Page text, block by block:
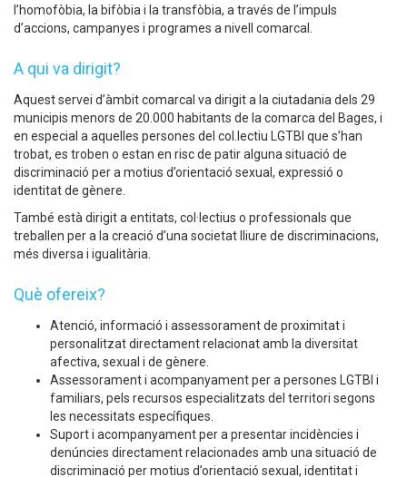
l’homofòbia, la bifòbia i la transfòbia, a través de l’impuls
d’accions, campanyes i programes a nivell comarcal.
A qui va dirigit?
Aquest servei d’àmbit comarcal va dirigit a la ciutadania dels 29
municipis menors de 20.000 habitants de la comarca del Bages, i
en especial a aquelles persones del col.lectiu LGTBI que s’han
trobat, es troben o estan en risc de patir alguna situació de
discriminació per a motius d’orientació sexual, expressió o
identitat de gènere.
També està dirigit a entitats, col·lectius o professionals que
treballen per a la creació d’una societat lliure de discriminacions,
més diversa i igualitària.
Què ofereix?
Atenció, informació i assessorament de proximitat i
personalitzat directament relacionat amb la diversitat
afectiva, sexual i de gènere.
Assessorament i acompanyament per a persones LGTBI i
familiars, pels recursos especialitzats del territori segons
les necessitats específiques.
Suport i acompanyament per a presentar incidències i
denúncies directament relacionades amb una situació de
discriminació per motius d’orientació sexual, identitat i